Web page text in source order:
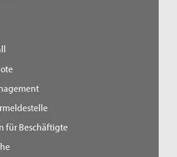
für Beschäftigte